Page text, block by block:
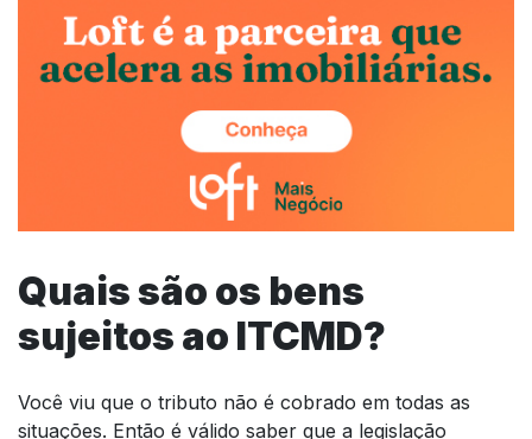
Quais são os bens
sujeitos ao ITCMD?
Você viu que o tributo não é cobrado em todas as
situações. Então é válido saber que a legislação